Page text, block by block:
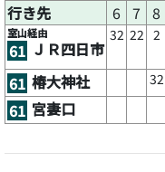
行き先
6 7 8
室山経由
61 ＪＲ四日市
32 22 2
61 椿大神社 32
61 宮妻口